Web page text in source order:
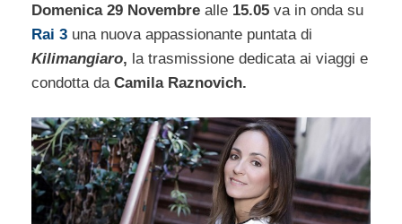
Domenica 29 Novembre alle 15.05 va in onda su
Rai 3 una nuova appassionante puntata di
Kilimangiaro, la trasmissione dedicata ai viaggi e
condotta da Camila Raznovich.